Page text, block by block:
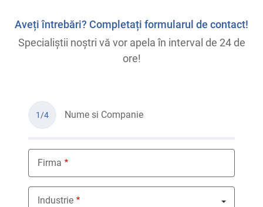
Aveți întrebări? Completați formularul de contact!
Specialiștii noștri vă vor apela în interval de 24 de
ore!
1/4 Nume si Companie
Firma
Industrie
Nothing selected